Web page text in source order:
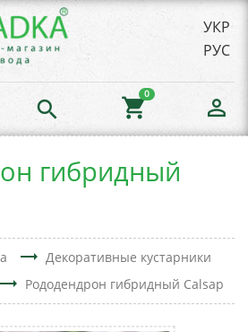
УКР
РУС
search shopping_cart
0
person_outline
гибридный
trending_flat Декоративные кустарники
trending_flat Рододендрон гибридный Calsap